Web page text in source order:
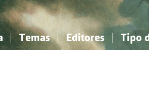
Temas Editores Tipo